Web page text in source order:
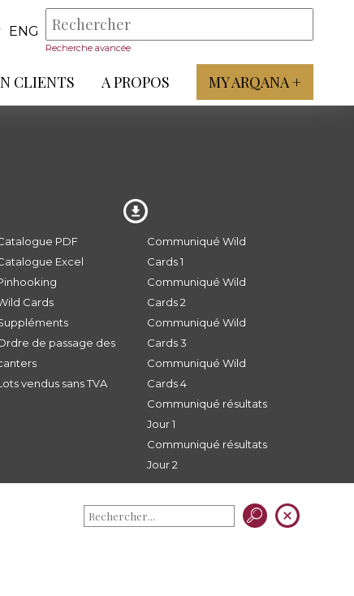
ENG
Recherche avancée
CLIENTS A PROPOS MY ARQANA +
PDF
Excel
Cards
de passage des
vendus sans TVA
Communiqué Wild
Cards 1
Communiqué Wild
Cards 2
Communiqué Wild
Cards 3
Communiqué Wild
Cards 4
Communiqué résultats
Jour 1
Communiqué résultats
Jour 2